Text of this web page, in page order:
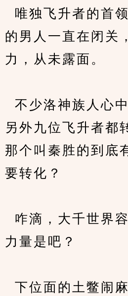
的男人一直在闭关
力，从未露面。
另外九位飞升者都
那个叫秦胜的到底
要转化？
力量是吧？